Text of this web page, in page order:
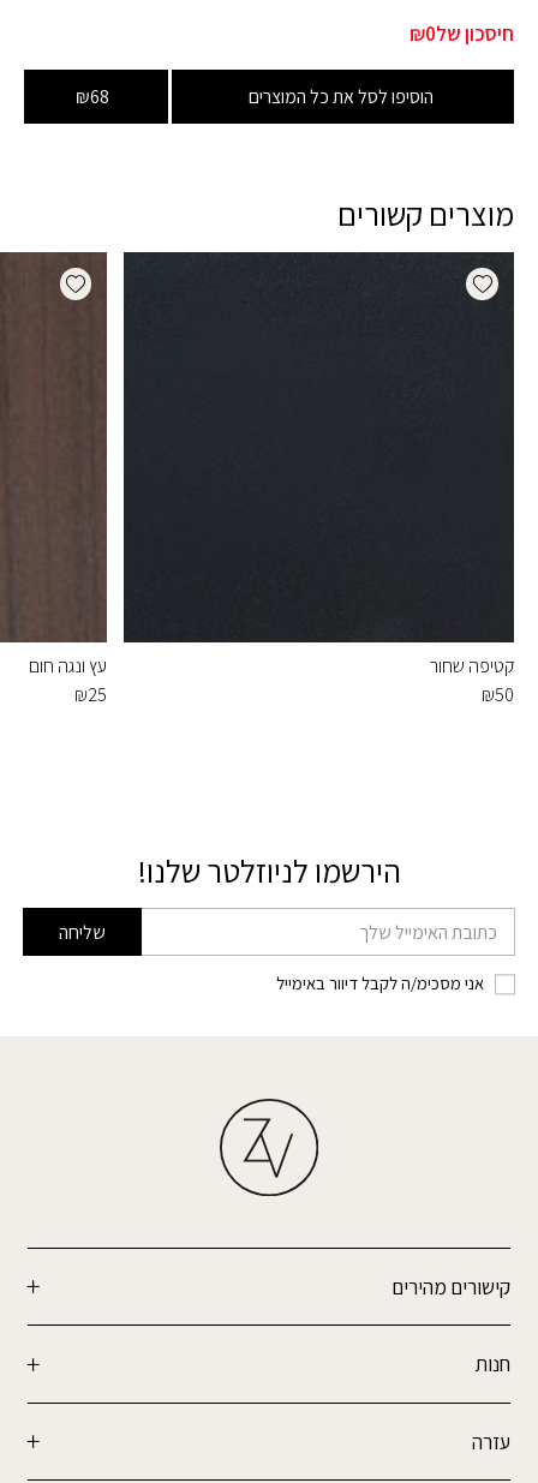
חיסכון של₪0
הוסיפו לסל את כל המוצרים ₪68
מוצרים קשורים
Add wishlist
קטיפה שחור
₪50
wishlist
עץ ונגה חום
₪25
הירשמו לניוזלטר שלנו!
דוא׳׳ל שליחה
אני מסכימ/ה לקבל דיוור באימייל
קישורים מהירים
חנות
עזרה